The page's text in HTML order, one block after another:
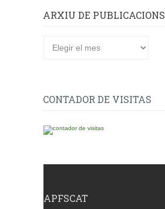
ARXIU DE PUBLICACIONS
CONTADOR DE VISITAS
APFSCAT